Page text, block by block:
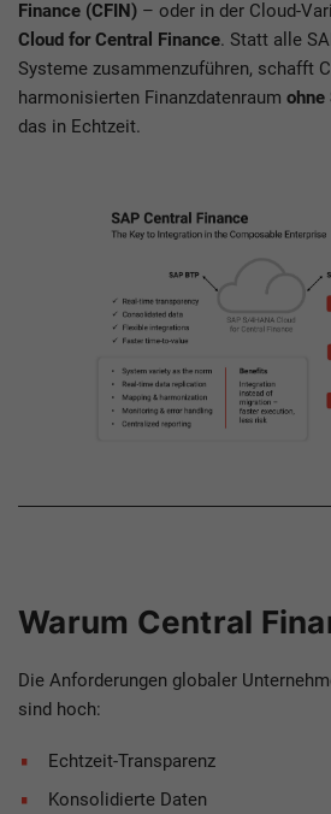
Finance (CFIN) – oder in der Cloud-
Cloud for Central Finance. Statt alle
Systeme zusammenzuführen, schafft
harmonisierten Finanzdatenraum
das in Echtzeit.
Warum Central
Die Anforderungen globaler
sind hoch:
Echtzeit-Transparenz
Konsolidierte Daten